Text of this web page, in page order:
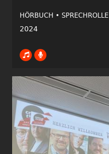
HÖRBUCH • SPRECHROLLE
2024